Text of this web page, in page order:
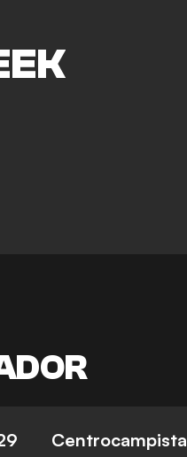
Centrocampista